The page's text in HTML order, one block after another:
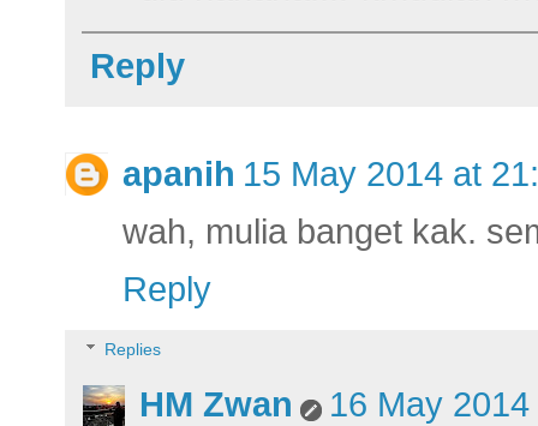
Reply
apanih 15 May 2014 at
wah, mulia banget kak.
Reply
Replies
HM Zwan
16 May